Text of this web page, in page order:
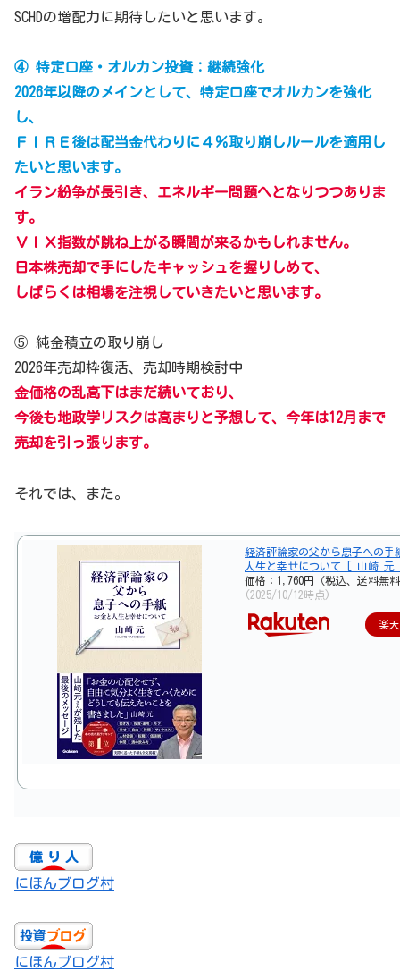
SCHDの増配力に期待したいと思います。
④ 特定口座・オルカン投資：継続強化
2026年以降のメインとして、特定口座でオルカンを強化
し、
ＦＩＲＥ後は配当金代わりに４％取り崩しルールを適用し
たいと思います。
イラン紛争が長引き、エネルギー問題へとなりつつありま
す。
ＶＩＸ指数が跳ね上がる瞬間が来るかもしれません。
日本株売却で手にしたキャッシュを握りしめて、
しばらくは相場を注視していきたいと思います。
⑤ 純金積立の取り崩し
2026年売却枠復活、売却時期検討中
金価格の乱高下はまだ続いており、
今後も地政学リスクは高まりと予想して、今年は12月まで
売却を引っ張ります。
それでは、また。
経済評論家の父から息子への手
人生と幸せについて [ 山崎
価格：1,760円（税込、送料無
(2025/10/12時点)
楽
にほんブログ村
にほんブログ村